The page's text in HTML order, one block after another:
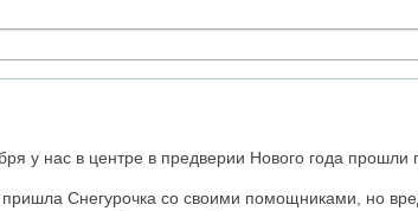
у нас в центре в предверии Нового года прошли
пришла Снегурочка со своими помощниками, но